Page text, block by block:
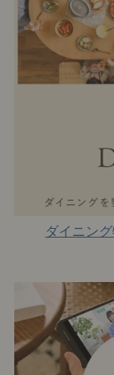
ダイニン